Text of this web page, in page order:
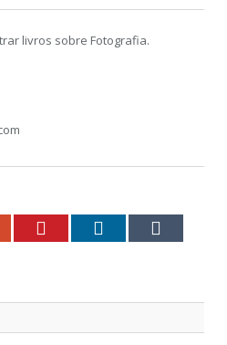
livros sobre Fotografia.
Pinterest LinkedIn